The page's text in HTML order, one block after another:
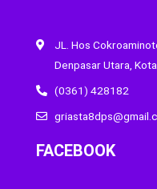
JL. Hos
Denpasar Utara,
(0361) 428182
FACEBOOK